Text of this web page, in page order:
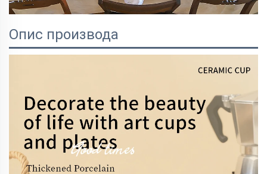
Опис производа